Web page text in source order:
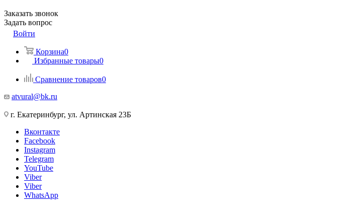
Заказать звонок
Задать вопрос
Войти
Корзина0
Избранные товары0
Сравнение товаров0
atvural@bk.ru
г. Екатеринбург, ул. Артинская 23Б
Вконтакте
Facebook
Instagram
Telegram
YouTube
Viber
Viber
WhatsApp